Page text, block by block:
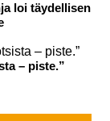
loi täydellisen
– piste.”